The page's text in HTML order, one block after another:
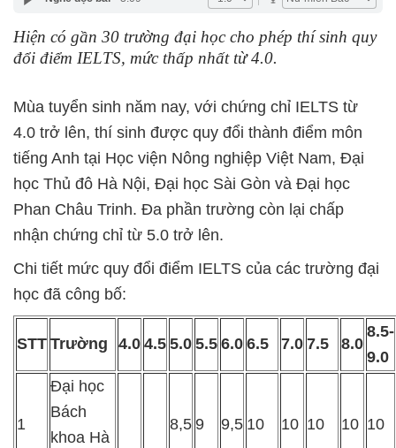
Hiện có gần 30 trường đại học cho phép thí sinh quy
đổi điểm IELTS, mức thấp nhất từ 4.0.
Mùa tuyển sinh năm nay, với chứng chỉ IELTS từ
4.0 trở lên, thí sinh được quy đổi thành điểm môn
tiếng Anh tại Học viện Nông nghiệp Việt Nam, Đại
học Thủ đô Hà Nội, Đại học Sài Gòn và Đại học
Phan Châu Trinh. Đa phần trường còn lại chấp
nhận chứng chỉ từ 5.0 trở lên.
Chi tiết mức quy đổi điểm IELTS của các trường đại
học đã công bố:
STT Trường 4.0 4.5 5.0 5.5 6.0 6.5 7.0 7.5 8.0
8.5-
9.0
1
Đại học
Bách
khoa Hà
8,5 9 9,5 10 10 10 10 10